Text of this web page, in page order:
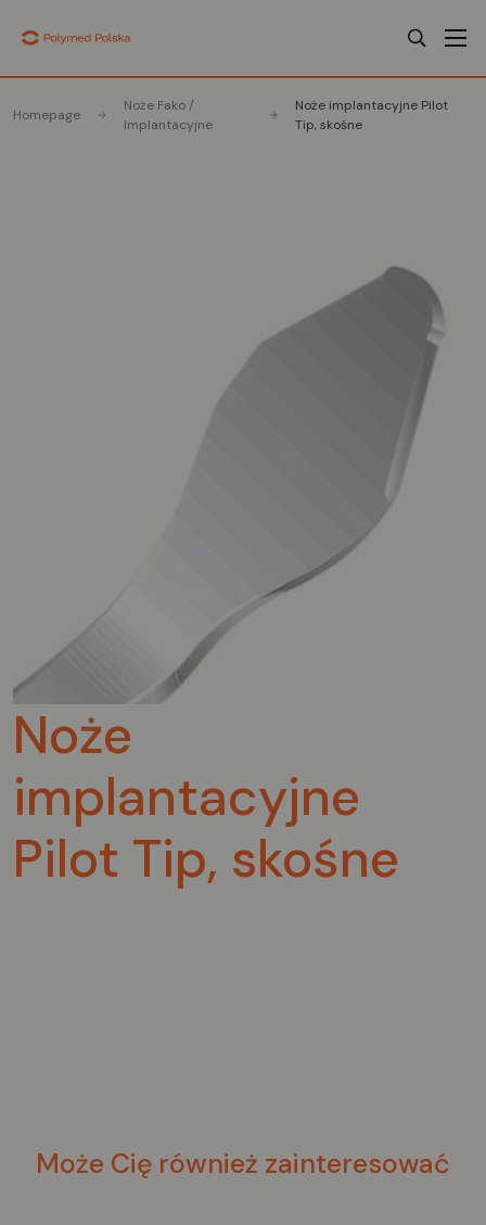
Homepage
Noże Fako /
Implantacyjne
Noże implantacyjne Pilot
Tip, skośne
Noże
implantacyjne
Pilot Tip, skośne
Może Cię również zainteresować